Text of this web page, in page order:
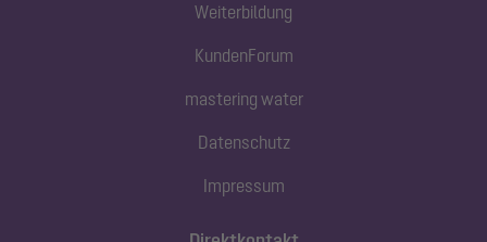
Weiterbildung
KundenForum
mastering water
Datenschutz
Impressum